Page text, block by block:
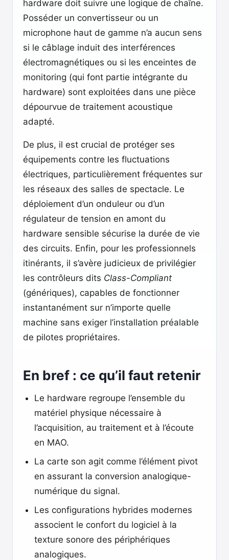
hardware doit suivre une logique de chaîne.
Posséder un convertisseur ou un
microphone haut de gamme n’a aucun sens
si le câblage induit des interférences
électromagnétiques ou si les enceintes de
monitoring (qui font partie intégrante du
hardware) sont exploitées dans une pièce
dépourvue de traitement acoustique
adapté.
De plus, il est crucial de protéger ses
équipements contre les fluctuations
électriques, particulièrement fréquentes sur
les réseaux des salles de spectacle. Le
déploiement d’un onduleur ou d’un
régulateur de tension en amont du
hardware sensible sécurise la durée de vie
des circuits. Enfin, pour les professionnels
itinérants, il s’avère judicieux de privilégier
les contrôleurs dits Class-Compliant
(génériques), capables de fonctionner
instantanément sur n’importe quelle
machine sans exiger l’installation préalable
de pilotes propriétaires.
En bref : ce qu’il faut retenir
Le hardware regroupe l’ensemble du
matériel physique nécessaire à
l’acquisition, au traitement et à l’écoute
en MAO.
La carte son agit comme l’élément pivot
en assurant la conversion analogique-
numérique du signal.
Les configurations hybrides modernes
associent le confort du logiciel à la
texture sonore des périphériques
analogiques.